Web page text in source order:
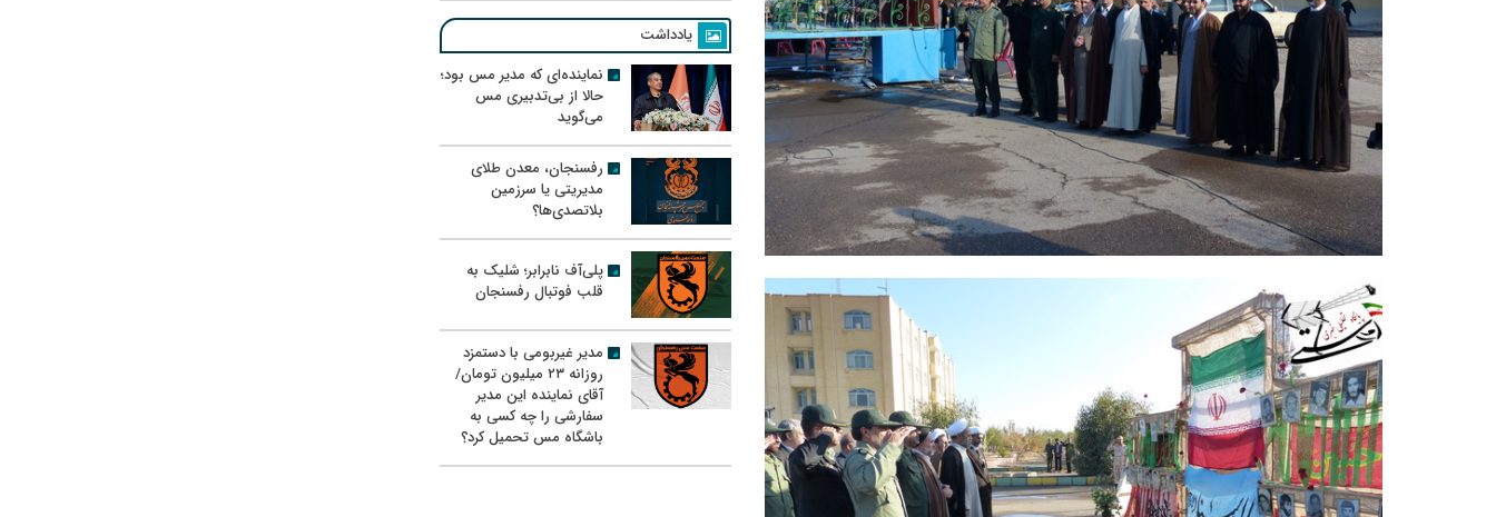
یادداشت
نماینده‌ای که مدیر مس بود؛
حالا از بی‌تدبیری مس
می‌گوید
رفسنجان، معدن طلای
مدیریتی یا سرزمین
بلاتصدی‌ها؟
پلی‌آف نابرابر؛ شلیک به
قلب فوتبال رفسنجان
مدیر غیربومی با دستمزد
روزانه ۲۳ میلیون تومان/
آقای نماینده این مدیر
سفارشی را چه کسی به
باشگاه مس تحمیل کرد؟